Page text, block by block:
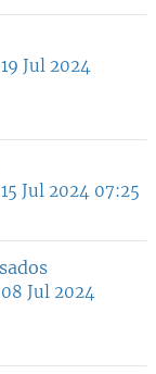
19 Jul 2024
15 Jul 2024 07:25
08 Jul 2024